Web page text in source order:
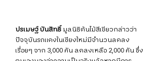
ปรเมษฐ์ บันสิทธิ์ มูลนิธิต้นไม้สีเขียวกล่าวว่า
ปัจจุบันรถแดงในเชียงใหม่มีจำนวนลดลง
เรื่อยๆ จาก 3,000 คัน ลดลงเหลือ 2,000 คัน ซึ่ง